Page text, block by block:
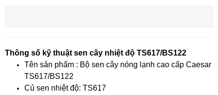
Thông số kỹ thuật sen cây nhiệt độ TS617/BS122
Tên sản phẩm : Bộ sen cây nóng lạnh cao cấp Caesar
TS617/BS122
Củ sen nhiệt độ: TS617